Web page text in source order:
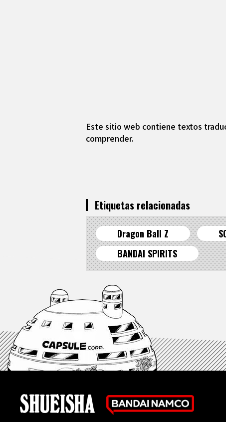
Este sitio web contiene textos
comprender.
Etiquetas relacionadas
Dragon Ball Z
BANDAI SPIRITS